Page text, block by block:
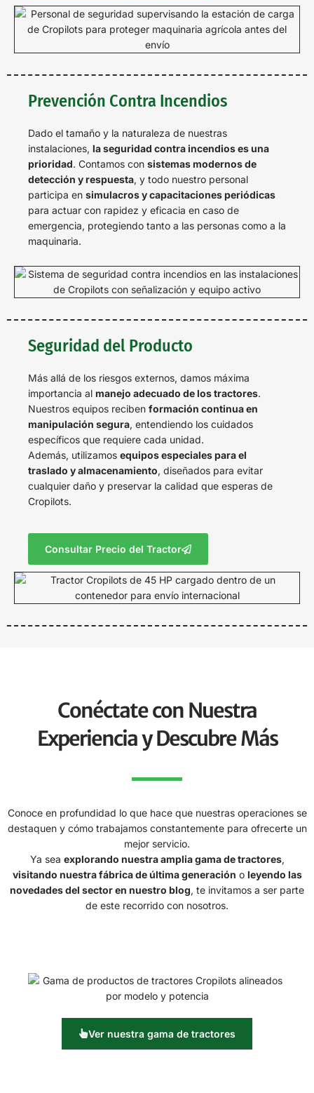
Prevención Contra Incendios
Dado el tamaño y la naturaleza de nuestras
instalaciones, la seguridad contra incendios es una
prioridad. Contamos con sistemas modernos de
detección y respuesta, y todo nuestro personal
participa en simulacros y capacitaciones periódicas
para actuar con rapidez y eficacia en caso de
emergencia, protegiendo tanto a las personas como a la
maquinaria.
Seguridad del Producto
Más allá de los riesgos externos, damos máxima
importancia al manejo adecuado de los tractores.
Nuestros equipos reciben formación continua en
manipulación segura, entendiendo los cuidados
específicos que requiere cada unidad.
Además, utilizamos equipos especiales para el
traslado y almacenamiento, diseñados para evitar
cualquier daño y preservar la calidad que esperas de
Cropilots.
Consultar Precio del Tractor
Conéctate con Nuestra
Experiencia y Descubre Más
Conoce en profundidad lo que hace que nuestras operaciones se
destaquen y cómo trabajamos constantemente para ofrecerte un
mejor servicio.
Ya sea explorando nuestra amplia gama de tractores,
visitando nuestra fábrica de última generación o leyendo las
novedades del sector en nuestro blog, te invitamos a ser parte
de este recorrido con nosotros.
Ver nuestra gama de tractores